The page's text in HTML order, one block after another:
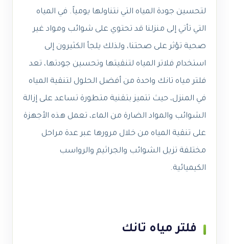
لتحسين جودة المياه التي نتناولها يومياً. في المياه
التي تأتي إلى منزلنا قد تحتوي على شوائب ومواد غير
صحية تؤثر على صحتنا، ولذلك يلجأ الكثيرون إلى
استخدام فلاتر المياه لتنقيتها وتحسين جودتها، تعد
فلتر مياه تانك واحدة من أفضل الحلول لتنقية المياه
في المنزل، حيث تتميز بتقنية متطورة تساعد على إزالة
الشوائب والمواد الضارة من الماء، تعمل هذه الأجهزة
على تنقية المياه من خلال مرورها عبر عدة مراحل
مختلفة تزيل الشوائب والجراثيم والرواسب
الكيميائية.
فلتر مياه تانك